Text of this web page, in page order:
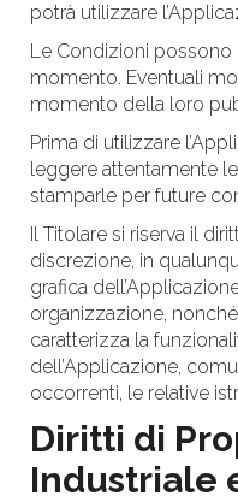
potrà utilizzare
Le Condizioni
momento. Eventuali
momento della loro
Prima di utilizzare
leggere attentamente
stamparle per future
Il Titolare si riserva il
discrezione, in
grafica
organizzazione,
caratterizza la
dell’Applicazione,
occorrenti, le relative
Diritti di
Industriale